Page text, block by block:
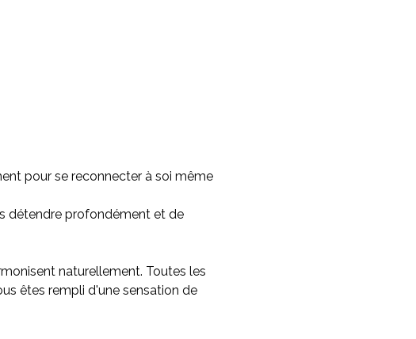
pour se reconnecter à soi même
détendre profondément et de
naturellement. Toutes les
êtes rempli d'une sensation de